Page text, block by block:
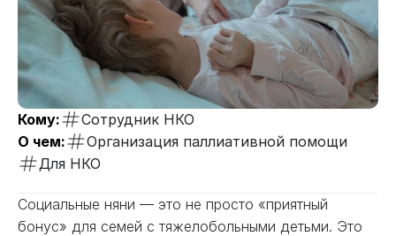
Кому:
Сотрудник НКО
О чем:
Организация паллиативной помощи
Для НКО
Социальные няни — это не просто «приятный
бонус» для семей с тяжелобольными детьми. Это